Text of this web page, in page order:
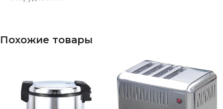
Похожие товары